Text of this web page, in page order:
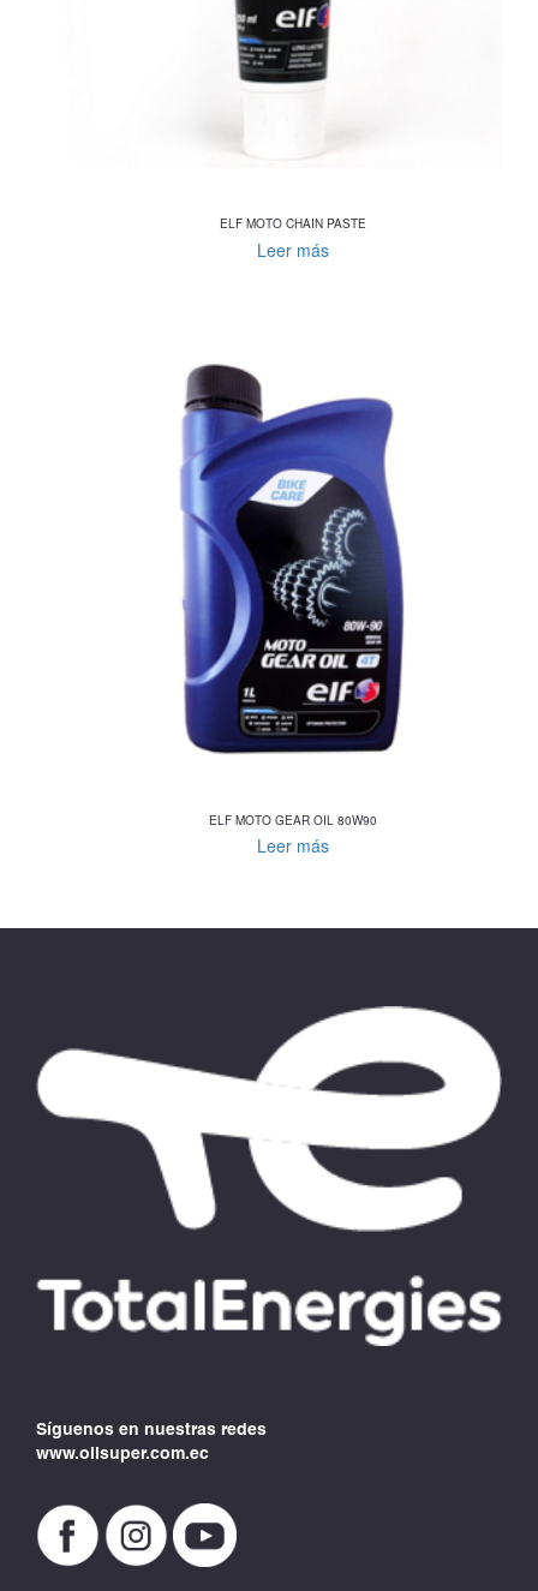
ELF MOTO CHAIN PASTE
Leer más
ELF MOTO GEAR OIL 80W90
Leer más
Síguenos en nuestras redes
www.oilsuper.com.ec